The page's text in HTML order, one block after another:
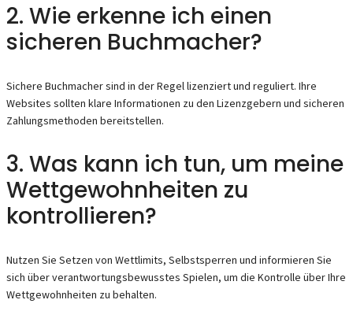
2. Wie erkenne ich einen
sicheren Buchmacher?
Sichere Buchmacher sind in der Regel lizenziert und reguliert. Ihre
Websites sollten klare Informationen zu den Lizenzgebern und sicheren
Zahlungsmethoden bereitstellen.
3. Was kann ich tun, um meine
Wettgewohnheiten zu
kontrollieren?
Nutzen Sie Setzen von Wettlimits, Selbstsperren und informieren Sie
sich über verantwortungsbewusstes Spielen, um die Kontrolle über Ihre
Wettgewohnheiten zu behalten.